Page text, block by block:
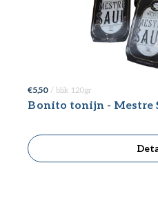
€ 5,50 / blik 120gr
Bonito tonijn - Mestre